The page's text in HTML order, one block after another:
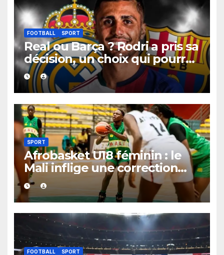
FOOTBALL SPORT
Real ou Barça ? Rodri a pris sa
décision, un choix qui pourrait
faire grand bruit sur le
marché des transferts.
SPORT
Afrobasket U18 féminin : le
Mali inflige une correction
historique au Bénin avec plus
de 100 points d’écart
FOOTBALL SPORT